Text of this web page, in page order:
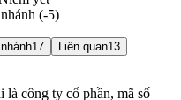
(-5)
17 Liên quan13
công ty cổ phần, mã số